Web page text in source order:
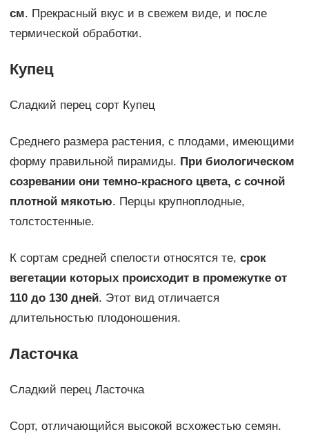
см. Прекрасный вкус и в свежем виде, и после
термической обработки.
Купец
Сладкий перец сорт Купец
Среднего размера растения, с плодами, имеющими
форму правильной пирамиды. При биологическом
созревании они темно-красного цвета, с сочной
плотной мякотью. Перцы крупноплодные,
толстостенные.
К сортам средней спелости относятся те, срок
вегетации которых происходит в промежутке от
110 до 130 дней. Этот вид отличается
длительностью плодоношения.
Ласточка
Сладкий перец Ласточка
Сорт, отличающийся высокой всхожестью семян.